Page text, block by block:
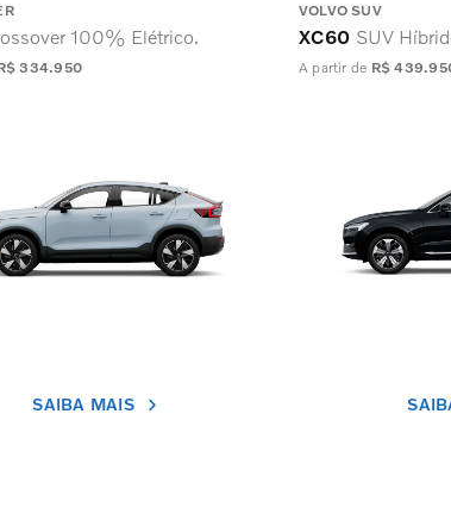
100% Elétrico.
334.950
SAIBA MAIS
VOLVO SUV
XC60 SUV
A partir de R$